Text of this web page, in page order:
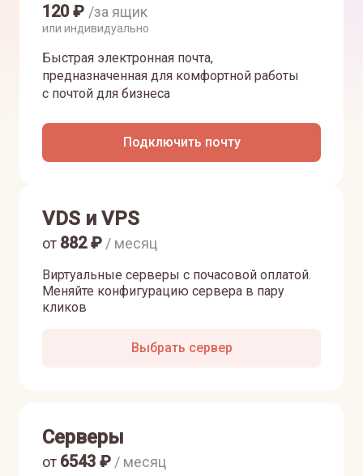
120₽ /за ящик
или индивидуально
Быстрая электронная почта,
предназначенная для комфортной работы
с почтой для бизнеса
Подключить почту
VDS и VPS
Виртуальные серверы с почасовой оплатой.
Меняйте конфигурацию сервера в пару
кликов
от 882₽ / месяц
Выбрать сервер
Серверы
от 6543 ₽ / месяц